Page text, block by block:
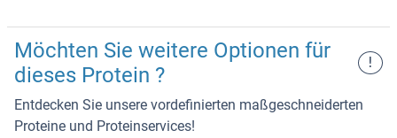
Möchten Sie weitere Optionen für
dieses Protein ?
!
Entdecken Sie unsere vordefinierten maßgeschneiderten
Proteine und Proteinservices!